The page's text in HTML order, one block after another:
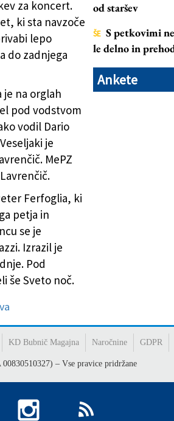
za koncert.
ki sta navzoče
lepo
do zadnjega
je na orglah
pod vodstvom
vodil Dario
je
MePZ
Ferfoglia, ki
petja in
se je
Izrazil je
Pod
še Sveto noč.
od staršev
ŠE S petkovimi
le delno in
Ankete
KD Bubnič Magajna Naročnine GDPR
– Vse pravice pridržane